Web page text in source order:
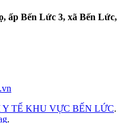
ấp Bến Lức 3, xã Bến Lức,
TẾ KHU VỰC BẾN LỨC.
.